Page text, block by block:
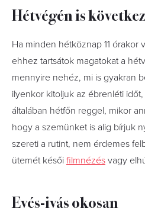
Hétvégén is
Ha minden hétköznap 11 órakor
ehhez tartsátok magatokat a
mennyire nehéz, mi is gyakran
ilyenkor kitoljuk az ébrenléti
általában hétfőn reggel, mikor
hogy a szemünket is alig bírjuk
szereti a rutint, nem érdemes
ütemét késői filmnézés vagy
Evés-ivás okosan